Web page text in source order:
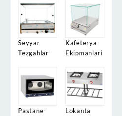
Seyyar
Tezgahlar
Kafeterya
Ekipmanlari
Pastane-
Lokanta